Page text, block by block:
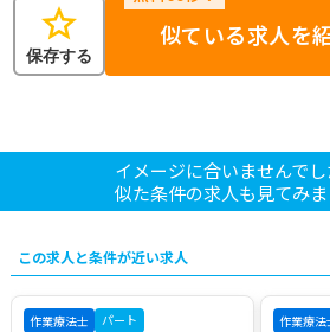
star
保存する
似ている求人を
イメージに合いませんでし
似た条件の求人も見てみま
この求人と条件が近い求人
作業療法士 パート 作業療法